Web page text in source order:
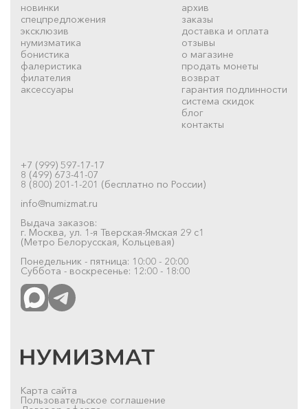
новинки
спецпредложения
эксклюзив
нумизматика
бонистика
фалеристика
филателия
аксессуары
архив
заказы
доставка и оплата
отзывы
о магазине
продать монеты
возврат
гарантия подлинности
система скидок
блог
контакты
+7 (999) 597-17-17
8 (499) 673-41-07
8 (800) 201-1-201 (бесплатно по России)
info@numizmat.ru
Выдача заказов:
г. Москва, ул. 1-я Тверская-Ямская 29 с1
(Метро Белорусская, Кольцевая)
Понедельник - пятница: 10:00 - 20:00
Суббота - воскресенье: 12:00 - 18:00
Карта сайта
Пользовательское соглашение